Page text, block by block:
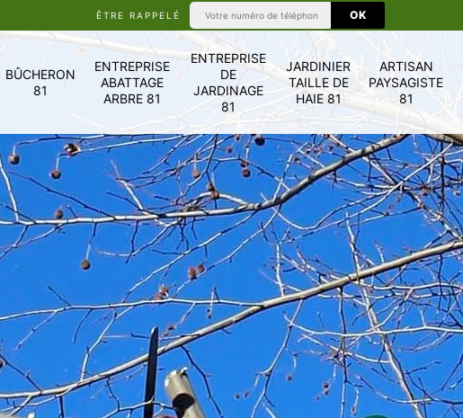
ÊTRE RAPPELÉ
BÛCHERON
81
ENTREPRISE
ABATTAGE
ARBRE 81
ENTREPRISE
DE
JARDINAGE
81
JARDINIER
TAILLE DE
HAIE 81
ARTISAN
PAYSAGISTE
81